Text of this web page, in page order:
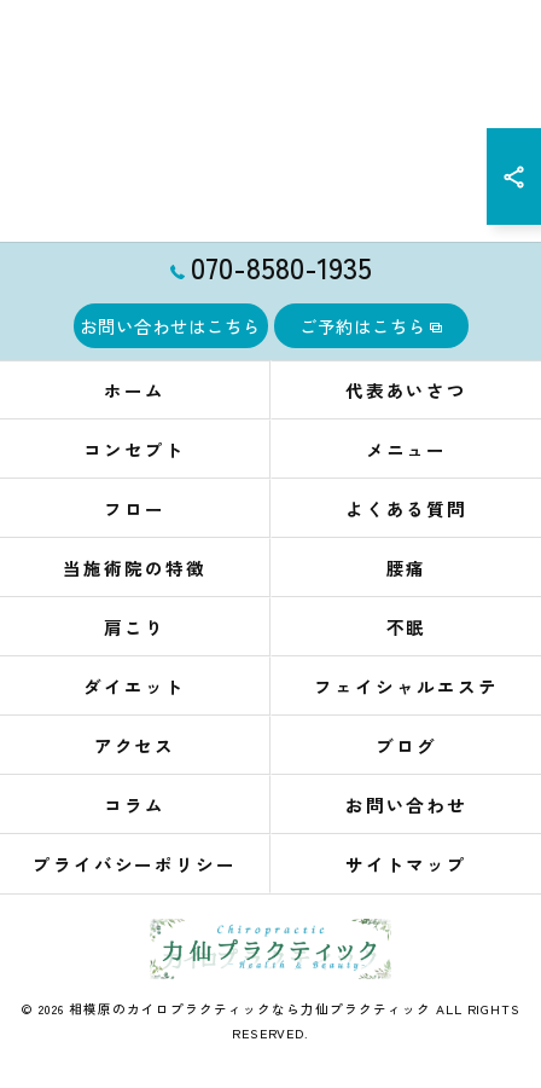
070-8580-1935
お問い合わせはこちら ご予約はこちら
ホーム 代表あいさつ
コンセプト メニュー
フロー よくある質問
当施術院の特徴 腰痛
肩こり 不眠
ダイエット フェイシャルエステ
アクセス ブログ
コラム お問い合わせ
プライバシーポリシー サイトマップ
© 2026 相模原のカイロプラクティックなら力仙プラクティック ALL RIGHTS
RESERVED.